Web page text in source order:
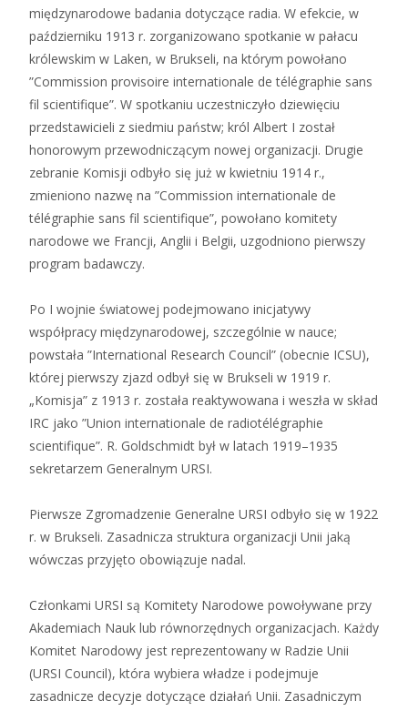
międzynarodowe badania dotyczące radia. W efekcie, w
październiku 1913 r. zorganizowano spotkanie w pałacu
królewskim w Laken, w Brukseli, na którym powołano
”Commission provisoire internationale de télégraphie sans
fil scientifique”. W spotkaniu uczestniczyło dziewięciu
przedstawicieli z siedmiu państw; król Albert I został
honorowym przewodniczącym nowej organizacji. Drugie
zebranie Komisji odbyło się już w kwietniu 1914 r.,
zmieniono nazwę na ”Commission internationale de
télégraphie sans fil scientifique”, powołano komitety
narodowe we Francji, Anglii i Belgii, uzgodniono pierwszy
program badawczy.
Po I wojnie światowej podejmowano inicjatywy
współpracy międzynarodowej, szczególnie w nauce;
powstała ”International Research Council” (obecnie ICSU),
której pierwszy zjazd odbył się w Brukseli w 1919 r.
„Komisja” z 1913 r. została reaktywowana i weszła w skład
IRC jako ”Union internationale de radiotélégraphie
scientifique”. R. Goldschmidt był w latach 1919–1935
sekretarzem Generalnym URSI.
Pierwsze Zgromadzenie Generalne URSI odbyło się w 1922
r. w Brukseli. Zasadnicza struktura organizacji Unii jaką
wówczas przyjęto obowiązuje nadal.
Członkami URSI są Komitety Narodowe powoływane przy
Akademiach Nauk lub równorzędnych organizacjach. Każdy
Komitet Narodowy jest reprezentowany w Radzie Unii
(URSI Council), która wybiera władze i podejmuje
zasadnicze decyzje dotyczące działań Unii. Zasadniczym